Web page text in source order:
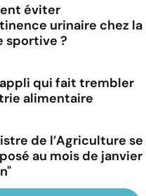
éviter
urinaire chez la
sportive ?
qui fait trembler
alimentaire
de l’Agriculture se
au mois de janvier